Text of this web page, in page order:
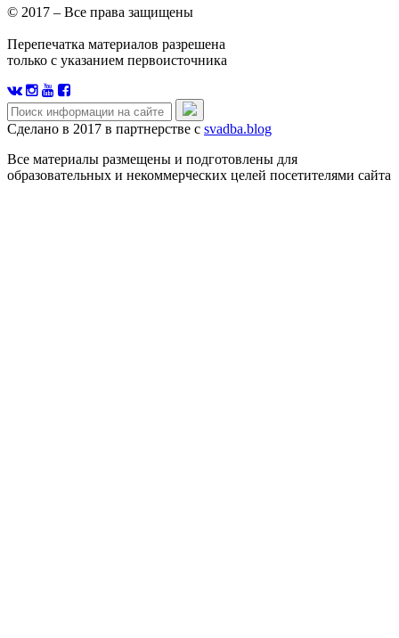
© 2017 – Все права защищены
Перепечатка материалов разрешена
только с указанием первоисточника
Сделано в 2017 в партнерстве с svadba.blog
Все материалы размещены и подготовлены для
образовательных и некоммерческих целей посетителями сайта